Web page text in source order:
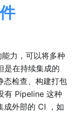
力，可以将多种
是在持续集成的
态检查、构建打包
有 Pipeline 这种
成外部的 CI ，如